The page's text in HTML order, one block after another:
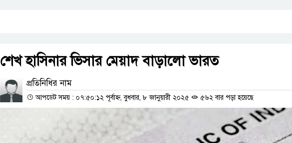
শেখ হাসিনার ভিসার মেয়াদ বাড়ালো ভারত
প্রতিনিধির নাম
আপডেট সময় : ০৭:৫০:১২ পূর্বাহ্ন, বুধবার, ৮ জানুয়ারী ২০২৫ ৫৬২ বার পড়া হয়েছে